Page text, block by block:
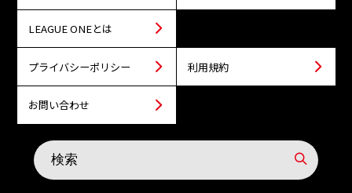
LEAGUE ONEとは
プライバシーポリシー 利用規約
お問い合わせ